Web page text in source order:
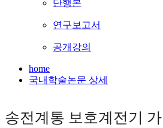
단행본
연구보고서
공개강의
home
국내학술논문 상세
송전계통 보호계전기